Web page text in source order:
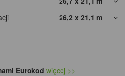
26,2 x 21,1 m
Eurokod więcej >>